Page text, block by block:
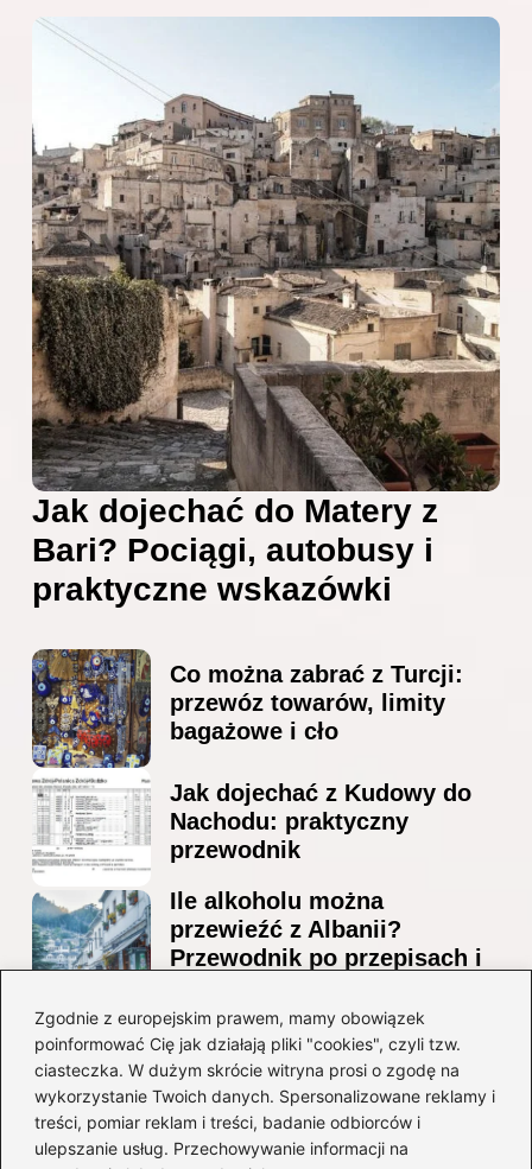
Zgodnie z europejskim prawem, mamy obowiązek
poinformować Cię jak działają pliki "cookies", czyli tzw.
ciasteczka. W dużym skrócie witryna prosi o zgodę na
wykorzystanie Twoich danych. Spersonalizowane reklamy i
treści, pomiar reklam i treści, badanie odbiorców i
ulepszanie usług. Przechowywanie informacji na
Jak dojechać do Matery z
Bari? Pociągi, autobusy i
praktyczne wskazówki
Co można zabrać z Turcji:
przewóz towarów, limity
bagażowe i cło
Jak dojechać z Kudowy do
Nachodu: praktyczny
przewodnik
Ile alkoholu można
przewieźć z Albanii?
Przewodnik po przepisach i
Ile alkoholu można legalnie
przesłać przez granicę do
Czech?